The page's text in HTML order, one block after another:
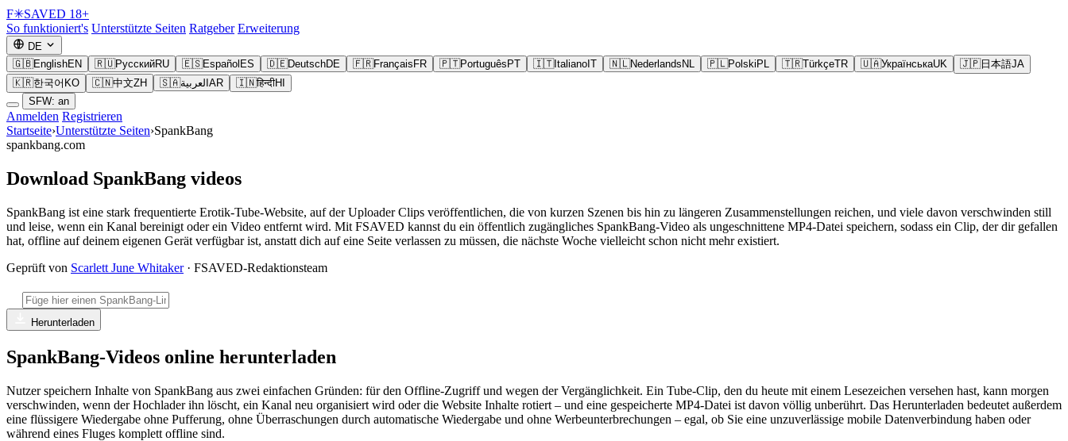
F✳SAVED 18+
So funktioniert's Unterstützte Seiten Ratgeber Erweiterung
DE
🇬🇧EnglishEN 🇷🇺РусскийRU 🇪🇸Español ES 🇩🇪DeutschDE 🇫🇷Français FR 🇵🇹Português PT 🇮🇹Italiano IT 🇳🇱Nederlands NL 🇵🇱Polski PL 🇹🇷TürkçeTR 🇺🇦УкраїнськаUK 🇯🇵日本語JA
🇰🇷한국어 KO 🇨🇳中文ZH 🇸🇦العربية AR 🇮🇳हिन्दीHI
SFW: an
Anmelden Registrieren
Startseite›Unterstützte Seiten›SpankBang
spankbang.com
Download SpankBang videos
SpankBang ist eine stark frequentierte Erotik-Tube-Website, auf der Uploader Clips veröffentlichen, die von kurzen Szenen bis hin zu längeren Zusammenstellungen reichen, und viele davon verschwinden still
und leise, wenn ein Kanal bereinigt oder ein Video entfernt wird. Mit FSAVED kannst du ein öffentlich zugängliches SpankBang-Video als ungeschnittene MP4-Datei speichern, sodass ein Clip, der dir gefallen
hat, offline auf deinem eigenen Gerät verfügbar ist, anstatt dich auf eine Seite verlassen zu müssen, die nächste Woche vielleicht schon nicht mehr existiert.
Geprüft von Scarlett June Whitaker· FSAVED-Redaktionsteam
Herunterladen
SpankBang-Videos online herunterladen
Nutzer speichern Inhalte von SpankBang aus zwei einfachen Gründen: für den Offline-Zugriff und wegen der Vergänglichkeit. Ein Tube-Clip, den du heute mit einem Lesezeichen versehen hast, kann morgen
verschwinden, wenn der Hochlader ihn löscht, ein Kanal neu organisiert wird oder die Website Inhalte rotiert – und eine gespeicherte MP4-Datei ist davon völlig unberührt. Das Herunterladen bedeutet außerdem
eine flüssigere Wiedergabe ohne Pufferung, ohne Überraschungen durch automatische Wiedergabe und ohne Werbeunterbrechungen – egal, ob Sie eine unzuverlässige mobile Datenverbindung haben oder
während eines Fluges komplett offline sind.